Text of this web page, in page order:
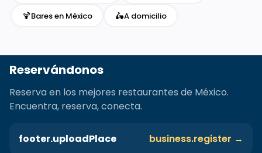
🍹Bares en México 🛵A domicilio
Reservándonos
Reserva en los mejores restaurantes de México.
Encuentra, reserva, conecta.
footer.uploadPlace business.register →